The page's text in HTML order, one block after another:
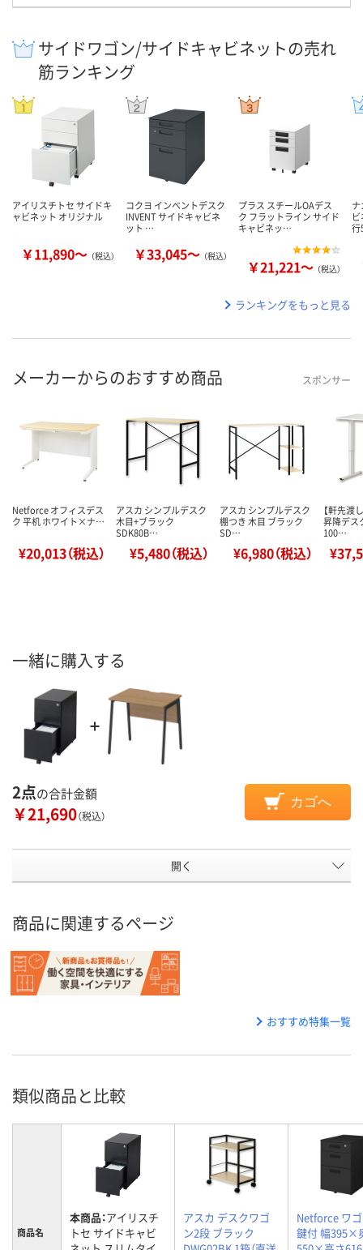
サイドワゴン/サイドキャビネットの売れ
筋ランキング
アイリスチトセ サイドキ
ャビネット オリジナル
￥11,890～ （税込）
コクヨ インベントデスク
INVENT サイドキャビネ
ット …
￥33,045～ （税込）
プラス スチールOAデス
ク フラットライン サイド
キャビネッ…
￥21,221～ （税込）
ランキングをもっと見る
メーカーからのおすすめ商品 スポンサー
Netforce オフィスデス
ク 平机 ホワイト×ナ…
¥20,013（税込）
アスカ シンプルデスク
木目+ブラック
SDK80B…
¥5,480（税込）
アスカ シンプルデスク
棚つき 木目 ブラック
SD…
¥6,980（税込）
【軒先渡
昇降デス
100…
一緒に購入する
2点の合計金額
￥21,690（税込）
カゴへ
開く
商品に関連するページ
おすすめ特集一覧
類似商品と比較
商品名
本商品：アイリスチ
トセ サイドキャビ
アスカ デスクワゴ
ン2段 ブラック
Netforce ワ
鍵付 幅395×